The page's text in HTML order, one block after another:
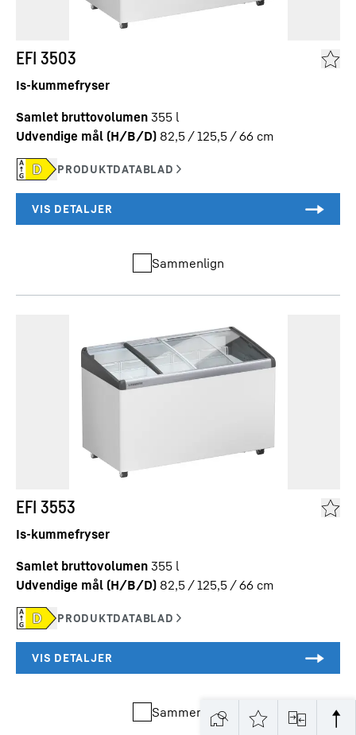
EFI 3503
Is-kummefryser
Samlet bruttovolumen 355 l
Udvendige mål (H/B/D) 82,5 / 125,5 / 66 cm
Sammenlign
EFI 3553
Is-kummefryser
Samlet bruttovolumen 355 l
Udvendige mål (H/B/D) 82,5 / 125,5 / 66 cm
Sammenlign